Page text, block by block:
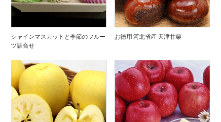
シャインマスカットと季節のフルー
ツ詰合せ
お徳用 河北省産 天津甘栗